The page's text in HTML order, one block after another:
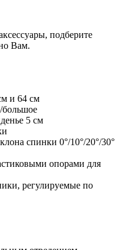
подберите
Вам.
и 64 см
большое
5 см
спинки 0°/10°/20°/30°
опорами для
регулируемые по